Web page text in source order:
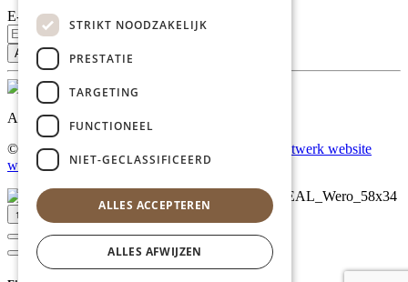
E-mailadres
Al onze prijzen zijn incl. BTW
© Copyright 2026 Limburgs Bakwinkeltje |
Maatwerk website
webmix
↑ Top
STRIKT NOODZAKELIJK
PRESTATIE
TARGETING
FUNCTIONEEL
NIET-GECLASSIFICEERD
ALLES ACCEPTEREN
ALLES AFWIJZEN